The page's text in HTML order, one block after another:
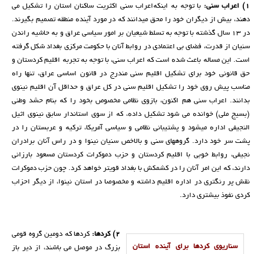
١) اعراب سنی:
با توجە بە اینکەاعراب سنی اکثریت ساکنان استان را تشکیل می
دهند، بیش از دیگران خود را محق میدانند کە در مورد آیندە منطقە تصمیم بگیرند.
در ١٣ سال گذشتە با توجە بە تسلط شیعیان بر امور سیاسی عراق و بە حاشیە راندن
سنیان از قدرت، فضای بی اعتمادی در روابط آنان با حکومت مرکزی بغداد شکل گرفتە
است. این مسالە باعث شدە است کە اعراب سنی، با توجە بە تجربە اقلیم کردستان و
حق قانونی خود برای تشکیل اقلیم سنی مندرج در قانون اساسی عراق، تنها راە
مناسب پیش روی خود را تشکیل اقلیم سنی در کل عراق و حداقل آن اقلیم نینوی
بدانند. اعراب سنی هم اکنون، بازوی نظامی مخصوص بخود را کە بنام حشد وطنی
(بسیج ملی) خواندە می شود تشکیل دادە، کە از سوی استاندار سابق نینوی اثیل
النجیفی ادارە میشود و پشتیبانی نظامی و سیاسی آمریکا، ترکیە و عربستان را در
پشت سر خود دارد. گروههای سنی و بالاخص سنیان نینوا و در راس آنان برادران
نجیفی، روابط خوبی با اقلیم کردستان و حزب دموکرات کردستان مسعود بارزانی
دارند، کە این امر آنان را در کشمکش با بغداد قویتر خواهد کرد. چون حزب دموکرات
نقش پر رنگتری در ادارە اقلیم داشتە و مخصوصا در استان نینوا، از دیگر احزاب
کردی نفوذ بیشتری دارد.
سناریوی کردها برای آیندە استان
٢) کردها:
کردها کە دومین گروه قومی
بزرگ در موصل می باشند، از دیر باز